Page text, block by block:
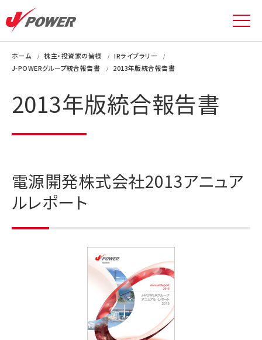
ホーム 株主・投資家の皆様
IRライブラリー
J-POWERグループ統合報告書
2013年版統合報告書
2013年版統合報告書
電源開発株式会社2013アニュア
ルレポート